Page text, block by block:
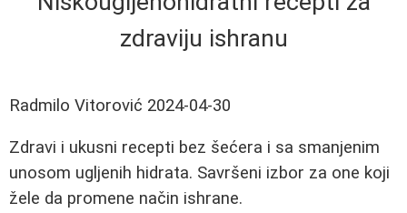
zdraviju ishranu
Radmilo Vitorović 2024-04-30
Zdravi i ukusni recepti bez šećera i sa smanjenim
unosom ugljenih hidrata. Savršeni izbor za one koji
žele da promene način ishrane.